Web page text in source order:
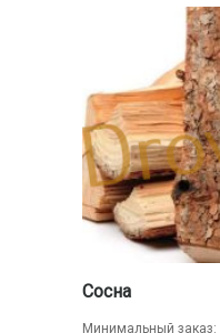
Сосна
Минимальный заказ: